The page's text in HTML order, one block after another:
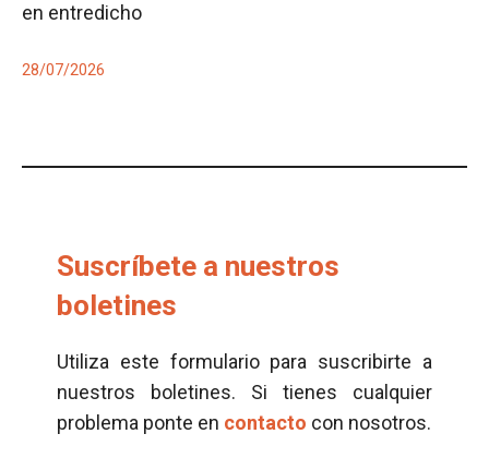
en entredicho
28/07/2026
Suscríbete a nuestros
boletines
Utiliza este formulario para suscribirte a
nuestros boletines. Si tienes cualquier
problema ponte en contacto con nosotros.